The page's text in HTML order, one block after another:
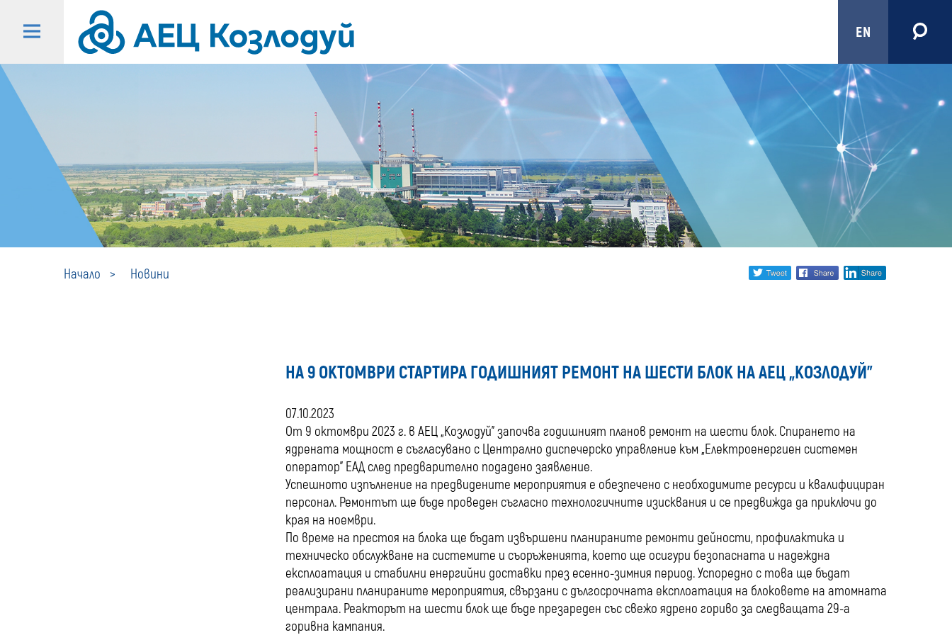
EN
Начало Новини
Share
twitter facebook
НА 9 ОКТОМВРИ СТАРТИРА ГОДИШНИЯТ РЕМОНТ НА ШЕСТИ БЛОК НА АЕЦ „КОЗЛОДУЙ”
07.10.2023
От 9 октомври 2023 г. в АЕЦ „Козлодуй” започва годишният планов ремонт на шести блок. Спирането на
ядрената мощност е съгласувано с Централно диспечерско управление към „Електроенергиен системен
оператор” ЕАД след предварително подадено заявление.
Успешното изпълнение на предвидените мероприятия е обезпечено с необходимите ресурси и квалифициран
персонал. Ремонтът ще бъде проведен съгласно технологичните изисквания и се предвижда да приключи до
края на ноември.
По време на престоя на блока ще бъдат извършени планираните ремонти дейности, профилактика и
техническо обслужване на системите и съоръженията, което ще осигури безопасната и надеждна
експлоатация и стабилни енергийни доставки през есенно-зимния период. Успоредно с това ще бъдат
реализирани планираните мероприятия, свързани с дългосрочната експлоатация на блоковете на атомната
централа. Реакторът на шести блок ще бъде презареден със свежо ядрено гориво за следващата 29-а
горивна кампания.